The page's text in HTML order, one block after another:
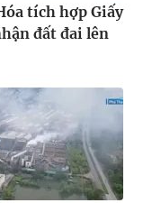
có sự chấp
khi phát hành lại
tích hợp Giấy
đất đai lên